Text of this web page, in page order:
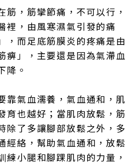
筋，筋攣節痛，不可以行，
裡，由風寒濕氣引發的痛
，而足底筋膜炎的疼痛是由
痹」，主要還是因為氣滯血
降。
靠氣血濡養，氣血通和，肌
育也越好；當肌肉放鬆，筋
除了多讓腳部放鬆之外，多
經絡，幫助氣血通和，放鬆
練小腿和腳踝肌肉的力量，